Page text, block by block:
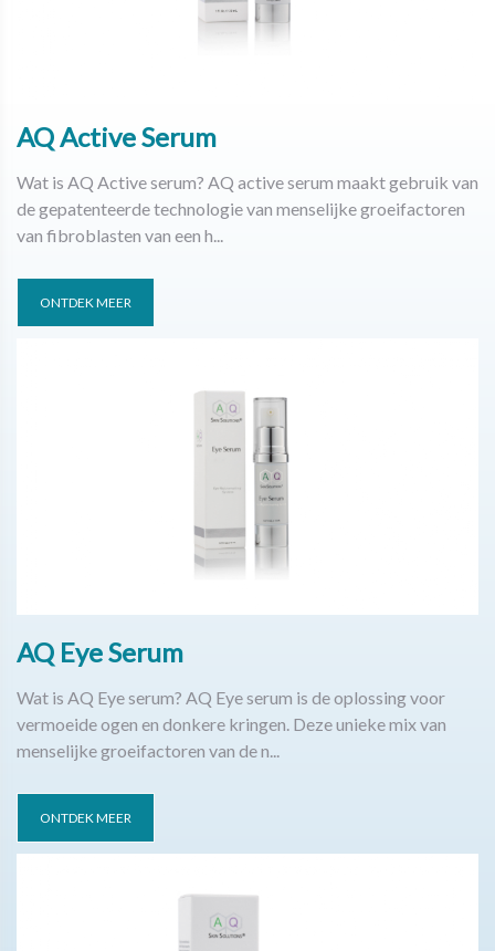
AQ Active Serum
Wat is AQ Active serum? AQ active serum maakt gebruik van
de gepatenteerde technologie van menselijke groeifactoren
van fibroblasten van een h...
ONTDEK MEER
AQ Eye Serum
Wat is AQ Eye serum? AQ Eye serum is de oplossing voor
vermoeide ogen en donkere kringen. Deze unieke mix van
menselijke groeifactoren van de n...
ONTDEK MEER